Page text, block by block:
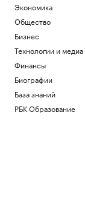
Экономика
Общество
Бизнес
Технологии и медиа
Финансы
Биографии
База знаний
РБК Образование